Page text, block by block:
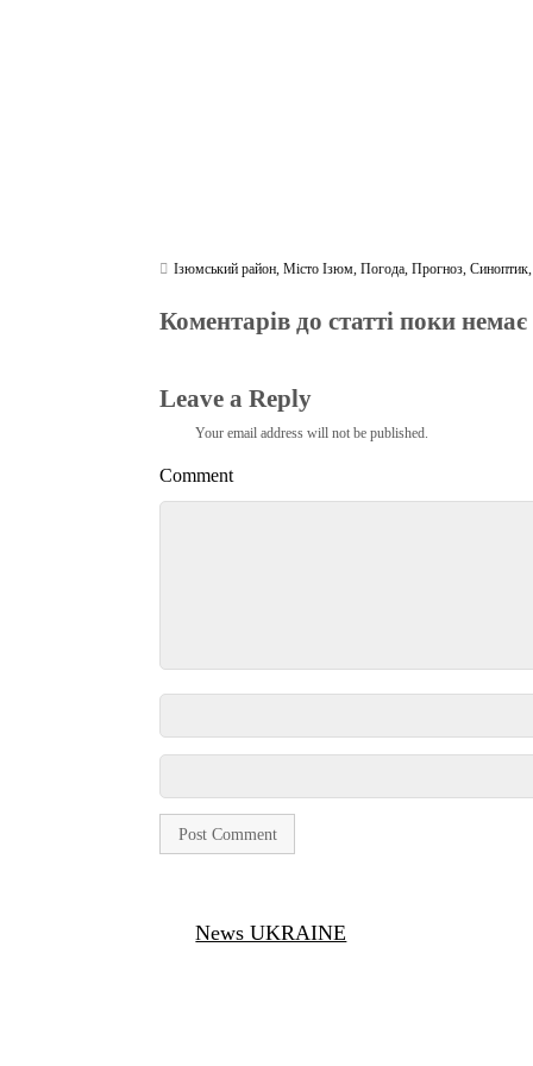
Ізюмський район ,Місто Ізюм ,Погода ,Прогноз ,Синоптик
Коментарів до статті поки немає
Leave a Reply
Your email address will not be published.
Comment
News UKRAINE